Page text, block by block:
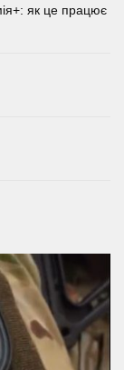
як це працює